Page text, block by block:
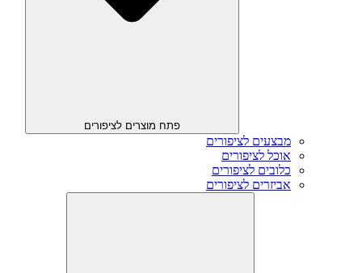
פתח מוצרים לציפורים
מבצעים לציפורים
אוכל לציפורים
כלובים לציפורים
אביזרים לציפורים